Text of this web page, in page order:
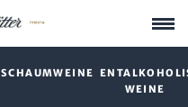
SCHAUMWEINE
WEINE